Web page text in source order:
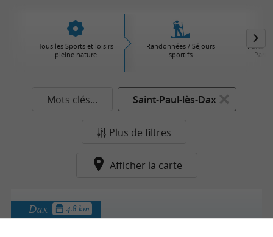
Tous les Sports et loisirs
pleine nature
Randonnées / Séjours
sportifs
Parcs
Mots clés... Saint-Paul-lès-Dax
Plus de filtres
Afficher la carte
Dax 4.8 km